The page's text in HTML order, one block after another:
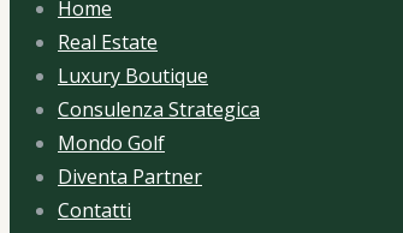
Home
Real Estate
Luxury Boutique
Consulenza Strategica
Mondo Golf
Diventa Partner
Contatti